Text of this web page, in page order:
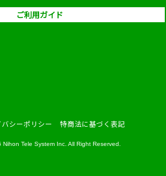
ご利用ガイド
バシーポリシー 特商法に基づく表記
Nihon Tele System Inc. All Right Reserved.